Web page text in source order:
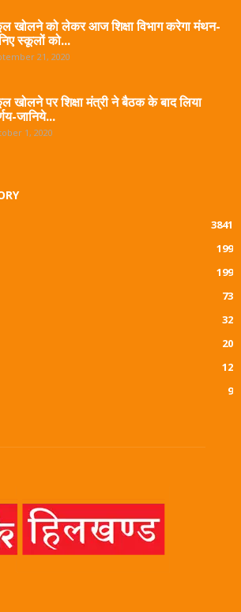
खोलने को लेकर आज शिक्षा विभाग करेगा मंथन-
स्कूलों को...
21, 2020
खोलने पर शिक्षा मंत्री ने बैठक के बाद लिया
जानिये...
1, 2020
3841
199
199
73
32
20
12
9